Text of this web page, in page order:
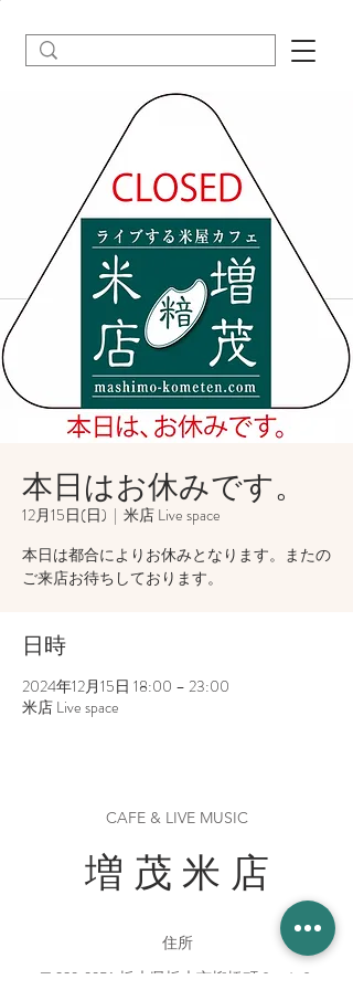
本日はお休みです。
12月15日(日)
  |
米店 Live space
本日は都合によりお休みとなります。またの
ご来店お待ちしております。
日時
2024年12月15日 18:00 – 23:00
米店 Live space
CAFE & LIVE MUSIC
増 茂 米 店
住所
〒328-0051 栃木県栃木市柳橋町２−１３